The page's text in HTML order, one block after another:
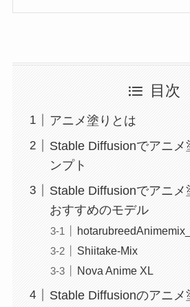
目次
アニメ塗りとは
Stable Diffusionでアニメ
ンプト
Stable Diffusionでアニメ
おすすめのモデル
Shiitake-Mix
Nova Anime XL
Stable Diffusionのアニ